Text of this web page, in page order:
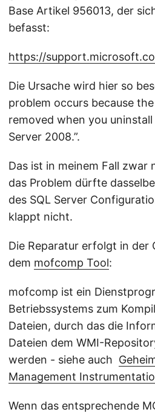
Base Artikel 956013, der
befasst:
https://
Die Ursache wird hier so
problem occurs because
removed when you
Server 2008.”.
Das ist in meinem Fall zwar
das Problem dürfte
des SQL Server
klappt nicht.
Die Reparatur erfolgt in der
dem mofcomp Tool:
mofcomp ist ein
Betriebssystems zum
Dateien, durch das die
Dateien dem WMI-
werden - siehe auch
Management
Wenn das entsprechende